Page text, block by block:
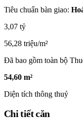
Tiêu chuẩn bàn giao:
3,07 tỷ
56,28 triệu/m²
Đã bao gồm toàn bộ
54,60 m²
Diện tích thông thuỷ
Chi tiết căn